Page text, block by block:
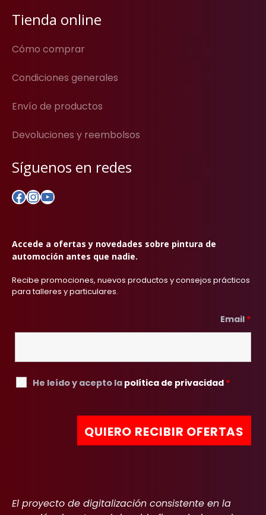
Tienda online
Cómo comprar
Condiciones generales
Envío de productos
Devoluciones y reembolsos
Síguenos en redes
Facebook
Instagram
YouTube
Accede a ofertas y novedades sobre pintura de
automoción antes que nadie.
Recibe promociones, nuevos productos y consejos prácticos
para talleres y particulares.
Email *
He leído y acepto la política de privacidad *
El proyecto de digitalización consistente en la